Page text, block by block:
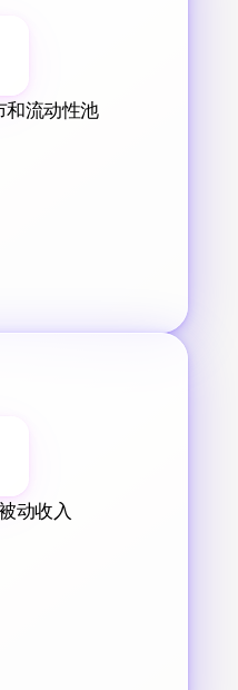
和流动性池
动收入